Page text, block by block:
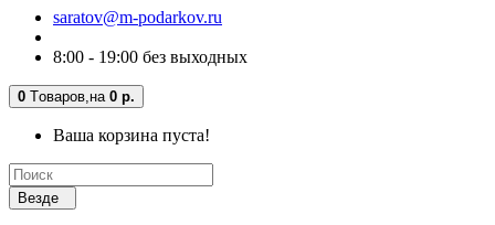
saratov@m-podarkov.ru
8:00 - 19:00 без выходных
0 Tоваров, на 0 р.
Ваша корзина пуста!
Везде